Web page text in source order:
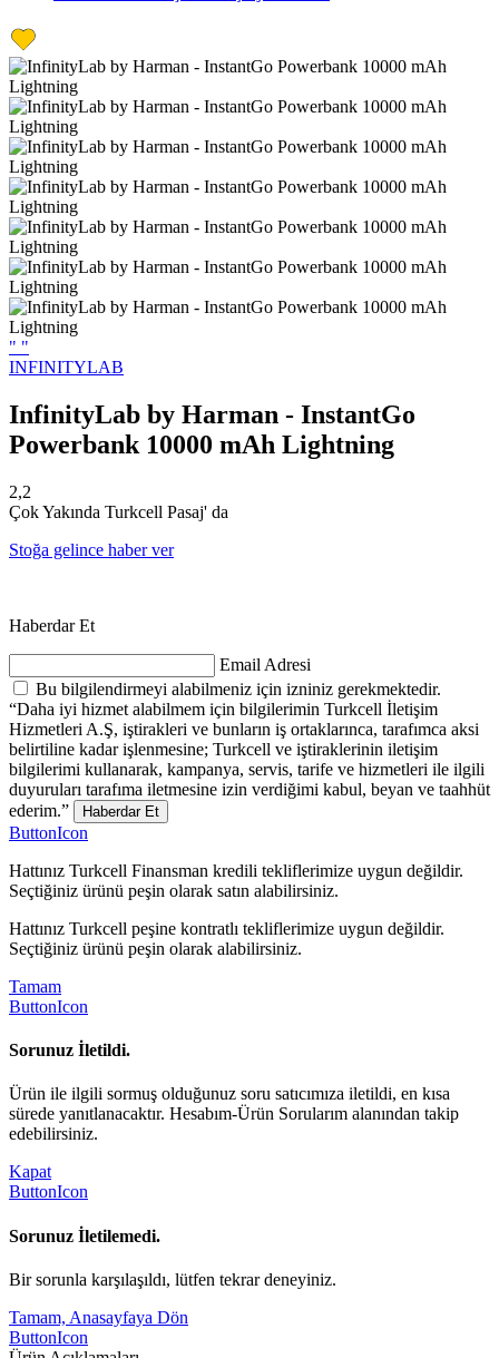
" "
INFINITYLAB
InfinityLab by Harman - InstantGo
Powerbank 10000 mAh Lightning
2,2
Çok Yakında Turkcell Pasaj' da
Stoğa gelince haber ver
Haberdar Et
Email Adresi
Bu bilgilendirmeyi alabilmeniz için izniniz gerekmektedir.
“Daha iyi hizmet alabilmem için bilgilerimin Turkcell İletişim
Hizmetleri A.Ş, iştirakleri ve bunların iş ortaklarınca, tarafımca aksi
belirtiline kadar işlenmesine; Turkcell ve iştiraklerinin iletişim
bilgilerimi kullanarak, kampanya, servis, tarife ve hizmetleri ile ilgili
duyuruları tarafıma iletmesine izin verdiğimi kabul, beyan ve taahhüt
ederim.”
Haberdar Et
ButtonIcon
Hattınız Turkcell Finansman kredili tekliflerimize uygun değildir.
Seçtiğiniz ürünü peşin olarak satın alabilirsiniz.
Hattınız Turkcell peşine kontratlı tekliflerimize uygun değildir.
Seçtiğiniz ürünü peşin olarak alabilirsiniz.
Tamam
ButtonIcon
Sorunuz İletildi.
Ürün ile ilgili sormuş olduğunuz soru satıcımıza iletildi, en kısa
sürede yanıtlanacaktır. Hesabım-Ürün Sorularım alanından takip
edebilirsiniz.
Kapat
ButtonIcon
Sorunuz İletilemedi.
Bir sorunla karşılaşıldı, lütfen tekrar deneyiniz.
Tamam, Anasayfaya Dön
ButtonIcon